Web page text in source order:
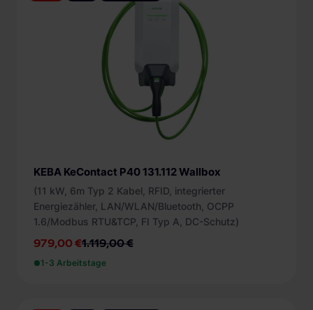
KEBA KeContact P40 131.112 Wallbox
(11 kW, 6m Typ 2 Kabel, RFID, integrierter
Energiezähler, LAN/WLAN/Bluetooth, OCPP
1.6/Modbus RTU&TCP, FI Typ A, DC-Schutz)
979,00 €1.119,00 €
1-3 Arbeitstage